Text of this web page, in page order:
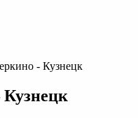
- Кузнецк